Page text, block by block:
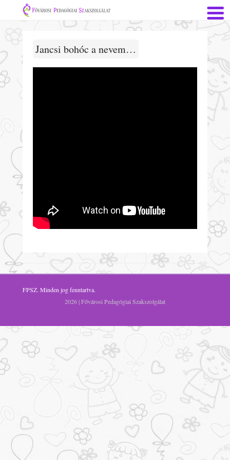
Jancsi bohóc a nevem…
FPSZ. Minden jog fenntartva.
2026 | Fővárosi Pedagógiai Szakszolgálat